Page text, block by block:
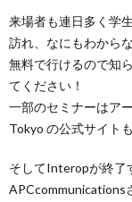
来場者も連日多く学
訪れ、なにもわから
無料で行けるので知
てください！
一部のセミナーはア
Tokyo の公式サイト
そしてInteropが終了
APCcommunications